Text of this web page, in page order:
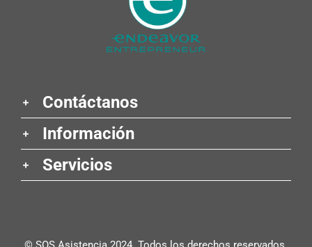
Contáctanos
Información
Servicios